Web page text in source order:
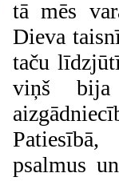
tā mēs
Dieva
taču
viņš bija
psalmus